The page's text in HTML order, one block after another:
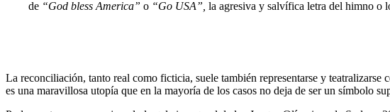
de “God bless America” o “Go USA”, la agresiva y salvífica letra del himno o
La reconciliación, tanto real como ficticia, suele también representarse y
es una maravillosa utopía que en la mayoría de los casos no deja de ser un símbolo